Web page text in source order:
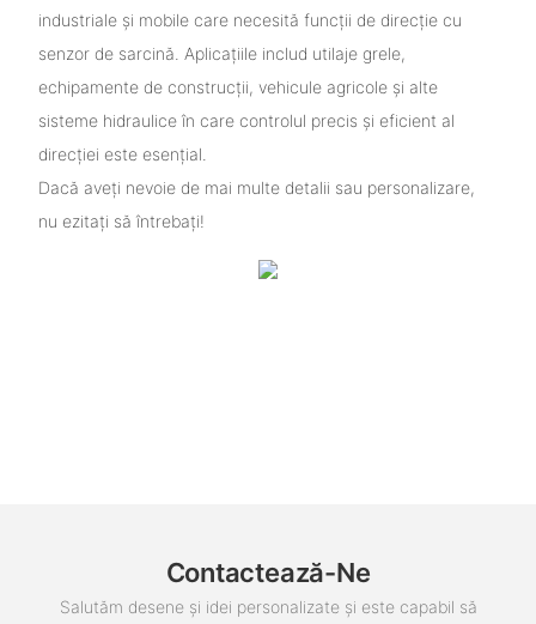
industriale și mobile care necesită funcții de direcție cu
senzor de sarcină. Aplicațiile includ utilaje grele,
echipamente de construcții, vehicule agricole și alte
sisteme hidraulice în care controlul precis și eficient al
direcției este esențial.
Dacă aveți nevoie de mai multe detalii sau personalizare,
nu ezitați să întrebați!
Contactează-Ne
Salutăm desene și idei personalizate și este capabil să